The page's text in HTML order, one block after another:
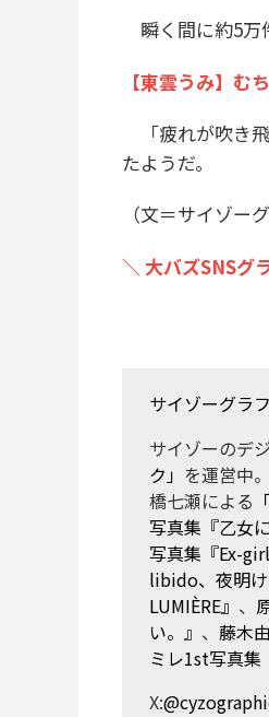
瞬く間に約5万
【東雲うみ】む
「疲れが吹き
たようだ。
（文＝サイゾー
＼ 大バズSNSグ
サイゾーグラ
サイゾーのデ
ク」 を運営中
橋七瀬による
写真集『乙女
写真集『Ex-
libido、夜明け
LUMIÈRE』 、
い。』 、 藤木
ミレ1st写真集
X: